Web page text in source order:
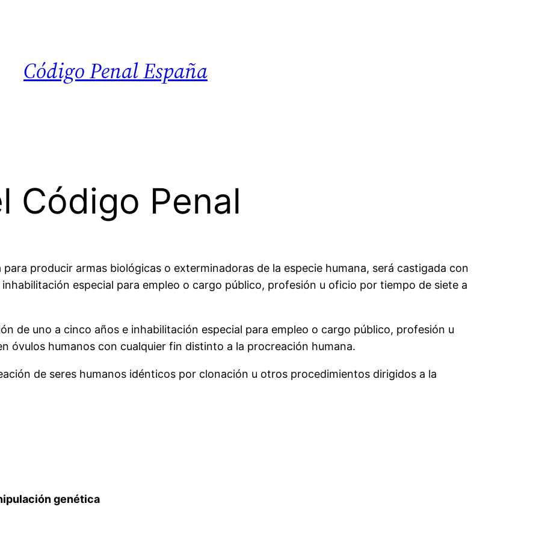
Código Penal España
Código Penal
producir armas biológicas o exterminadoras de la especie humana, será castigada con
especial para empleo o cargo público, profesión u oficio por tiempo de siete a
de uno a cinco años e inhabilitación especial para empleo o cargo público, profesión u
óvulos humanos con cualquier fin distinto a la procreación humana.
de seres humanos idénticos por clonación u otros procedimientos dirigidos a la
genética